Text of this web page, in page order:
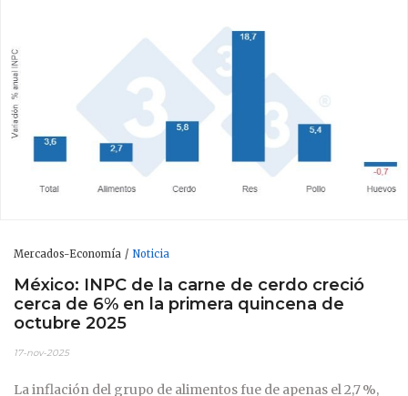
Mercados-Economía Noticia
México: INPC de la carne de cerdo creció
cerca de 6% en la primera quincena de
octubre 2025
17-nov-2025
La inflación del grupo de alimentos fue de apenas el 2,7 %,